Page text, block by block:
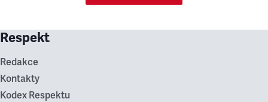
Respekt
Redakce
Kontakty
Kodex Respektu